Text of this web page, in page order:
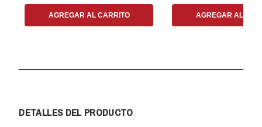
AGREGAR AL CARRITO AGREGAR AL
DETALLES DEL PRODUCTO